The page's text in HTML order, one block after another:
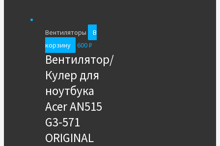
Вентиляторы
В
корзину
600₽
Вентилятор/
Кулер для
ноутбука
Acer AN515
G3-571
ORIGINAL